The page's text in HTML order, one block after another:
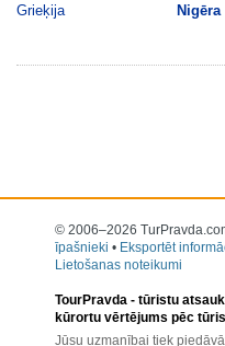
Grieķija
Nigēra
© 2006–2026
īpašnieki • Eksportēt
Lietošanas noteikumi
TourPravda - tūristu
kūrortu vērtējums pēc
Jūsu uzmanībai tiek